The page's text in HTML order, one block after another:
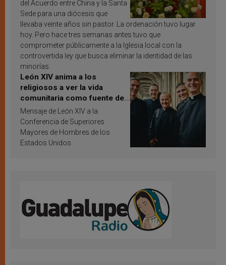
del Acuerdo entre China y la Santa
Sede para una diócesis que
llevaba veinte años sin pastor. La ordenación tuvo lugar
hoy. Pero hace tres semanas antes tuvo que
comprometer públicamente a la Iglesia local con la
controvertida ley que busca eliminar la identidad de las
minorías.
León XIV anima a los
religiosos a ver la vida
comunitaria como fuente de
inspiración y santificación
Mensaje de León XIV a la
Conferencia de Superiores
Mayores de Hombres de los
Estados Unidos